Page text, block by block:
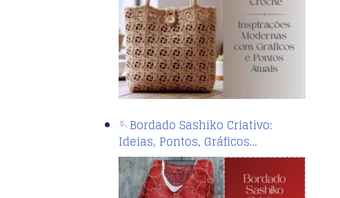
🪡Bordado Sashiko Criativo:
Ideias, Pontos, Gráficos…